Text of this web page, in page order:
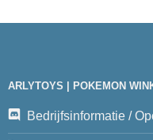
ARLYTOYS | POKEMON
Bedrijfsinformatie /